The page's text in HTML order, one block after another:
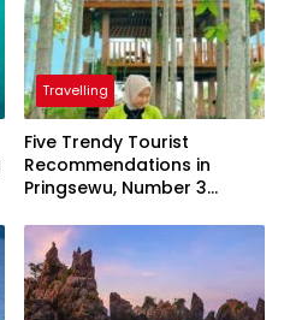
Travelling
Five Trendy Tourist
Recommendations in
Pringsewu, Number 3
President